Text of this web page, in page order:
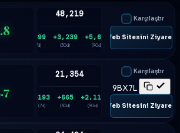
48,219
+699
(7d)
+3,239
(30d)
+5,688
(90d)
Karşılaştır
🌐 Web Sitesini Ziyaret
21,354
+193
(7d)
+665
(30d)
+2,114
(90d)
Karşılaştır
9BX7L
🌐 Web Sitesini Ziyaret